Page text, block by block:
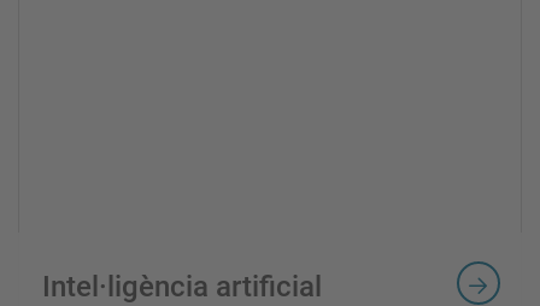
Intel·ligència artificial